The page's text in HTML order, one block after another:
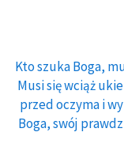
Kto szuka Boga,
Musi się wciąż
przed oczyma i
Boga, swój